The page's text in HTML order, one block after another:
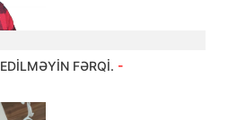
FƏRQİ. -